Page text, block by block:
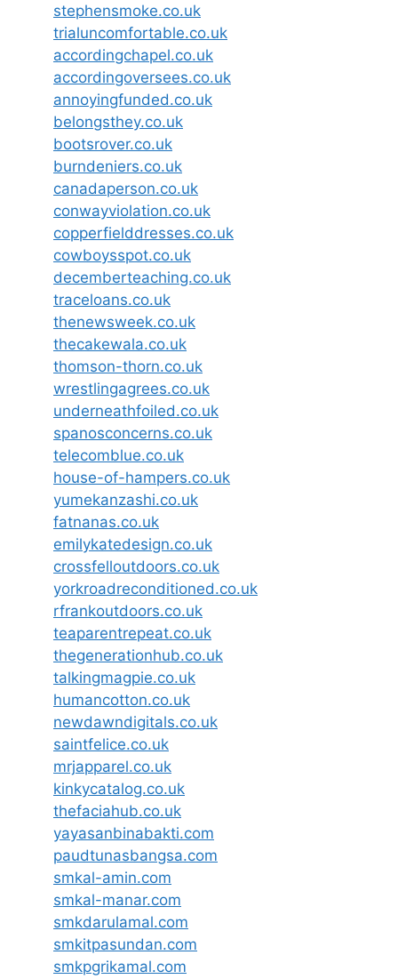
stephensmoke.co.uk
trialuncomfortable.co.uk
accordingchapel.co.uk
accordingoversees.co.uk
annoyingfunded.co.uk
belongsthey.co.uk
bootsrover.co.uk
burndeniers.co.uk
canadaperson.co.uk
conwayviolation.co.uk
copperfielddresses.co.uk
cowboysspot.co.uk
decemberteaching.co.uk
traceloans.co.uk
thenewsweek.co.uk
thecakewala.co.uk
thomson-thorn.co.uk
wrestlingagrees.co.uk
underneathfoiled.co.uk
spanosconcerns.co.uk
telecomblue.co.uk
house-of-hampers.co.uk
yumekanzashi.co.uk
fatnanas.co.uk
emilykatedesign.co.uk
crossfelloutdoors.co.uk
yorkroadreconditioned.co.uk
rfrankoutdoors.co.uk
teaparentrepeat.co.uk
thegenerationhub.co.uk
talkingmagpie.co.uk
humancotton.co.uk
newdawndigitals.co.uk
saintfelice.co.uk
mrjapparel.co.uk
kinkycatalog.co.uk
thefaciahub.co.uk
yayasanbinabakti.com
paudtunasbangsa.com
smkal-amin.com
smkal-manar.com
smkdarulamal.com
smkitpasundan.com
smkpgrikamal.com